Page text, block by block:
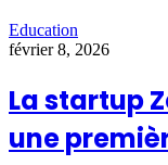
Education
février 8, 2026
La startup
une